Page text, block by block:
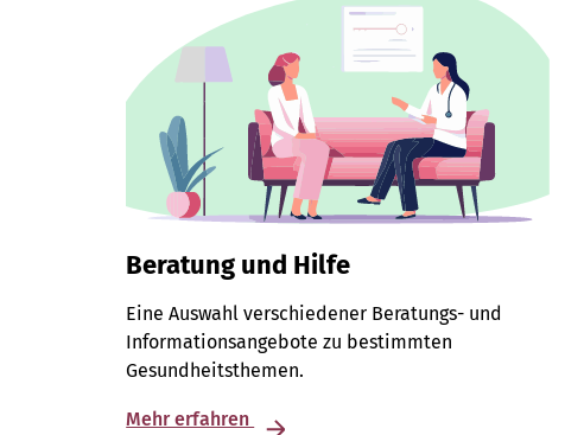
Beratung und Hilfe
Eine Auswahl verschiedener Beratungs- und
Informationsangebote zu bestimmten
Gesundheitsthemen.
Mehr erfahren